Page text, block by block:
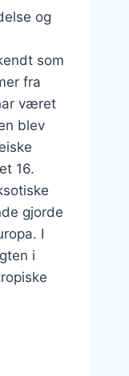
og
som
fra
været
blev
16.
gjorde
I
i